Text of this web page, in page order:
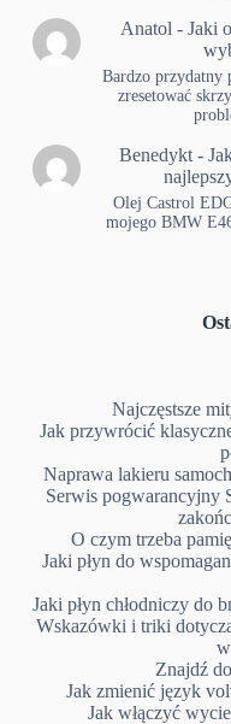
Anatol - Jaki
Bardzo
zresetować
Benedykt-
Olej Castrol
mojego BMW
Najczęstsze
Jak przywrócić
Naprawa lakieru
Serwis pogwarancyjny
O czym trzeba
Jaki płyn do
Jaki płyn chłodniczy do
Wskazówki i triki
Znajdź
Jak zmienić język
Jak włączyć